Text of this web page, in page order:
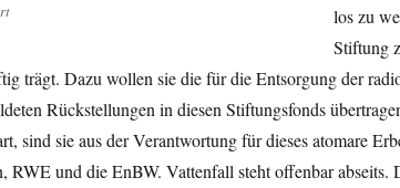
los zu
Stiftung
trägt. Dazu wollen sie die für die Entsorgung der
Rückstellungen in diesen Stiftungsfonds
sind sie aus der Verantwortung für dieses atomare
RWE und die EnBW. Vattenfall steht offenbar abseits.